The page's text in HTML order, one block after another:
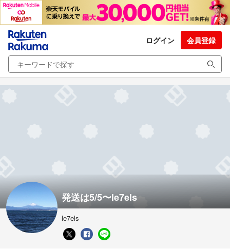
ログイン 会員登録
発送は5/5〜le7els
le7els